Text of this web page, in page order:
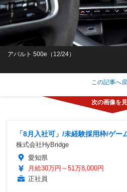
アバルト 500e（12/24）
この記事へ
「8月入社可」/未経験採用枠/ゲー
株式会社HyBridge
愛知県
月給30万円～51万8,000円
正社員